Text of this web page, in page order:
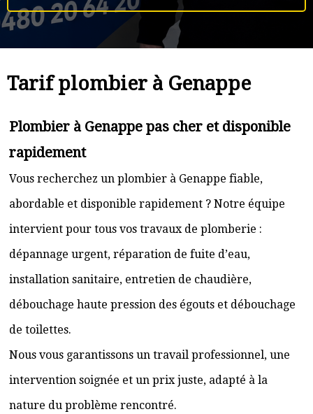
Tarif plombier à Genappe
Plombier à Genappe pas cher et disponible
rapidement
Vous recherchez un plombier à Genappe fiable,
abordable et disponible rapidement ? Notre équipe
intervient pour tous vos travaux de plomberie :
dépannage urgent, réparation de fuite d’eau,
installation sanitaire, entretien de chaudière,
débouchage haute pression des égouts et débouchage
de toilettes.
Nous vous garantissons un travail professionnel, une
intervention soignée et un prix juste, adapté à la
nature du problème rencontré.